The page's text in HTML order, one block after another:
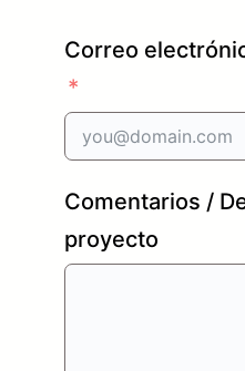
Correo
Comentarios /
proyecto